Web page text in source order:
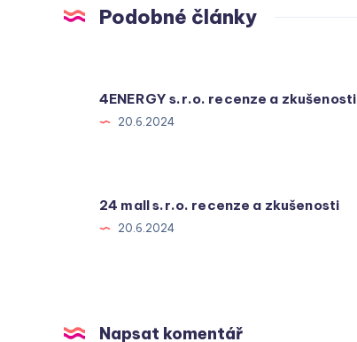
Podobné články
4ENERGY s.r.o. recenze a zkušenosti
20.6.2024
24 mall s.r.o. recenze a zkušenosti
20.6.2024
Napsat komentář